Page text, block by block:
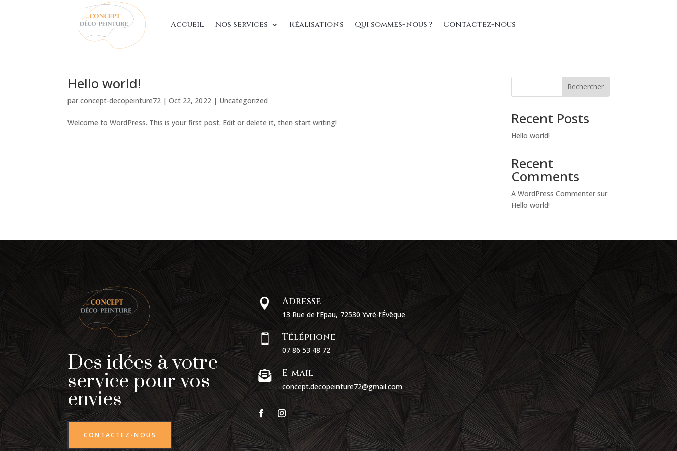
Accueil Nos services Réalisations Qui sommes-nous ? Contactez-nous
Hello world!
parconcept-decopeinture72 |Oct 22, 2022 | Uncategorized
Welcome to WordPress. This is your first post. Edit or delete it, then start writing!
Rechercher
Recent Posts
Hello world!
Recent
Comments
A WordPress Commenter sur
Hello world!
Des idées à votre
service pour vos
envies
CONTACTEZ-NOUS
 Adresse
13 Rue de l’Epau, 72530 Yvré-l’Évêque
 Téléphone
07 86 53 48 72
 E-mail
concept.decopeinture72@gmail.com